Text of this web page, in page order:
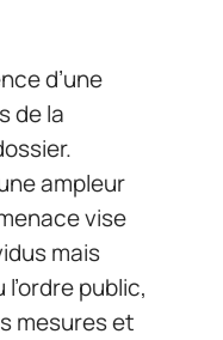
d’une
de la
ampleur
vise
mais
public,
mesures et